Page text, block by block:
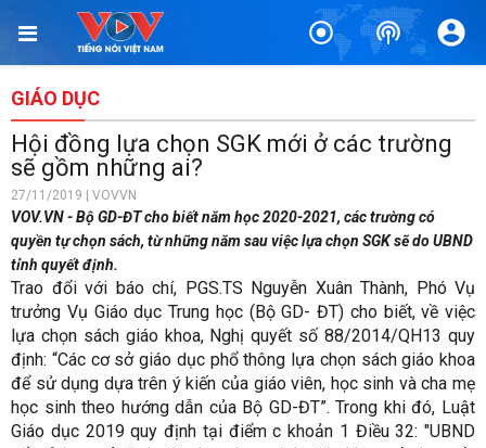
GIÁO DỤC
Hội đồng lựa chọn SGK mới ở các trường
sẽ gồm những ai?
27/11/2019 | VOVVN
VOV.VN - Bộ GD-ĐT cho biết năm học 2020-2021, các trường có
quyền tự chọn sách, từ những năm sau việc lựa chọn SGK sẽ do UBND
tỉnh quyết định.
Trao đổi với báo chí, PGS.TS Nguyễn Xuân Thành, Phó Vụ
trưởng Vụ Giáo dục Trung học (Bộ GD- ĐT) cho biết, về việc
lựa chọn sách giáo khoa, Nghị quyết số 88/2014/QH13 quy
định: “Các cơ sở giáo dục phổ thông lựa chọn sách giáo khoa
để sử dụng dựa trên ý kiến của giáo viên, học sinh và cha mẹ
học sinh theo hướng dẫn của Bộ GD-ĐT”. Trong khi đó, Luật
Giáo dục 2019 quy định tại điểm c khoản 1 Điều 32: "UBND